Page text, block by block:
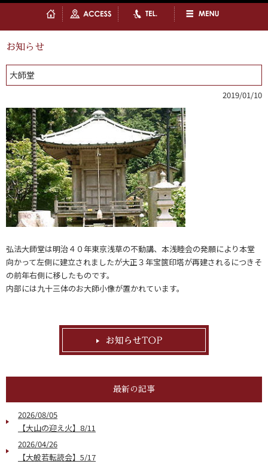
お知らせ
大師堂
2019/01/10
弘法大師堂は明治４０年東京浅草の不動講、本浅睦会の発願により本堂
向かって左側に建立されましたが大正３年宝篋印塔が再建されるにつきそ
の前年右側に移したものです。
内部には九十三体のお大師小像が置かれています。
最新の記事
2026/08/05
【大山の迎え火】8/11
2026/04/26
【大般若転読会】5/17